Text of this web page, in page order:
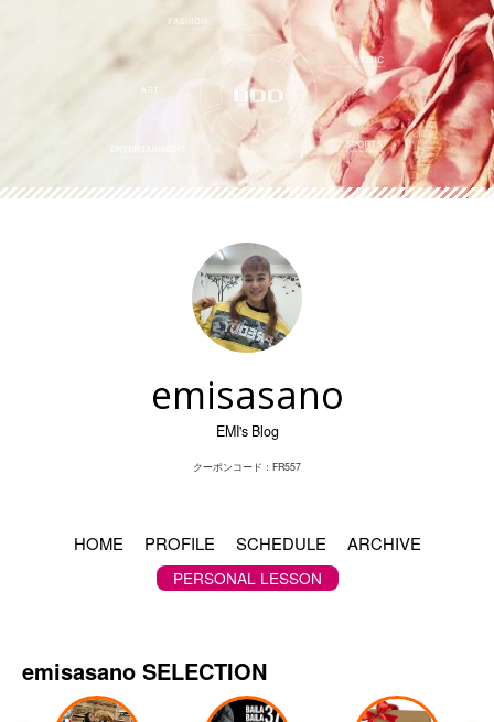
emisasano
EMI's Blog
クーポンコード：FR557
HOME PROFILE SCHEDULE ARCHIVE
PERSONAL LESSON
emisasano SELECTION